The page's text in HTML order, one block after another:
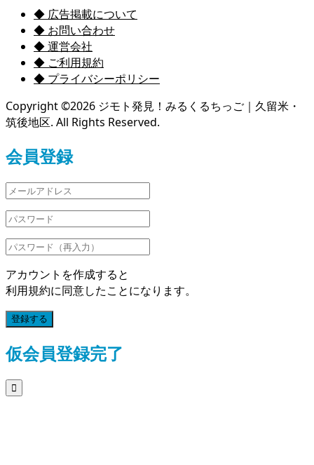
◆ 広告掲載について
◆ お問い合わせ
◆ 運営会社
◆ ご利用規約
◆ プライバシーポリシー
Copyright ©2026 ジモト発見！みるくるちっご｜久留米・
筑後地区. All Rights Reserved.
会員登録
アカウントを作成すると
利用規約に同意したことになります。
登録する
仮会員登録完了
